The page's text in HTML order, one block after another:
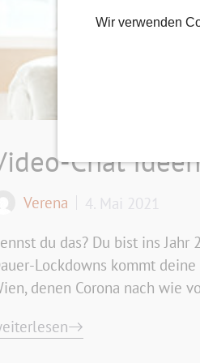
Wir verwenden
Chat
Verena
4. Mai 2021
du das? Du bist ins Jahr
Lockdowns kommt
denen Corona nach wie